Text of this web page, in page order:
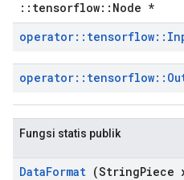
::tensorflow::Node *
operator:: tensorflow::
operator:: tensorflow::
Fungsi statis publik
DataFormat (StringPiece